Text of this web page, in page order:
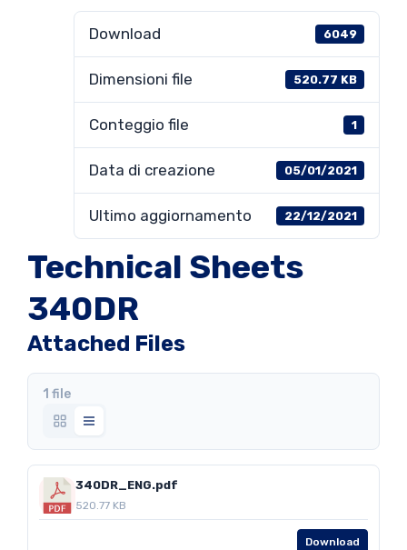
Download 6049
Dimensioni file 520.77 KB
Conteggio file 1
Data di creazione 05/01/2021
Ultimo aggiornamento 22/12/2021
Technical Sheets
340DR
Attached Files
1 file
340DR_ENG.pdf
520.77 KB
Download